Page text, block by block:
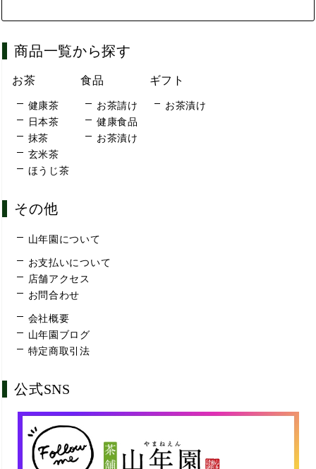
商品一覧から探す
お茶
健康茶
日本茶
抹茶
玄米茶
ほうじ茶
食品
お茶請け
健康食品
お茶漬け
ギフト
お茶漬け
その他
山年園について
お支払いについて
店舗アクセス
お問合わせ
会社概要
山年園ブログ
特定商取引法
公式SNS